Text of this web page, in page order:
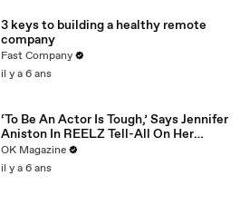
3 keys to building a healthy remote
company
Fast Company
il y a 6 ans
‘To Be An Actor Is Tough,’ Says Jennifer
Aniston In REELZ Tell-All On Her
Highs & Lows
OK Magazine
il y a 6 ans